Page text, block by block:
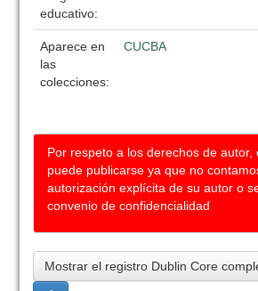
educativo:
Aparece en
las
colecciones:
CUCBA
Por respeto a los derechos de autor,
puede publicarse ya que no
autorización explícita de su autor o
convenio de confidencialidad
Mostrar el registro Dublin Core